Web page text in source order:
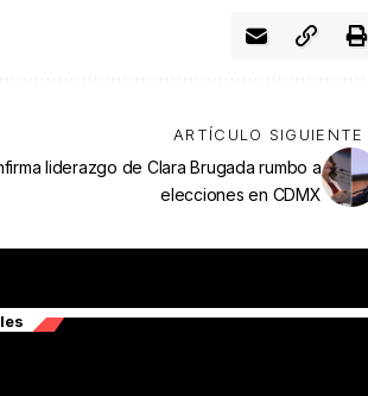
ARTÍCULO SIGUIENTE
liderazgo de Clara Brugada rumbo a
elecciones en CDMX